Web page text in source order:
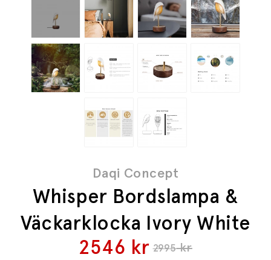
Daqi Concept
Whisper Bordslampa &
Väckarklocka Ivory White
2995kr
2546 kr